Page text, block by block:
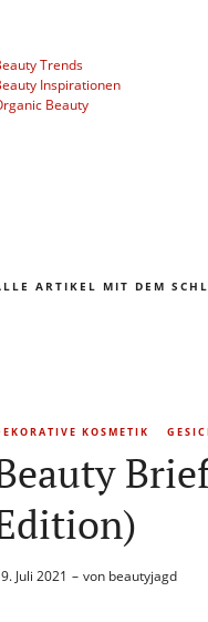
Trends
Inspirationen
Beauty
ARTIKEL MIT DEM
KOSMETIK
Juli 2021 von beautyjagd